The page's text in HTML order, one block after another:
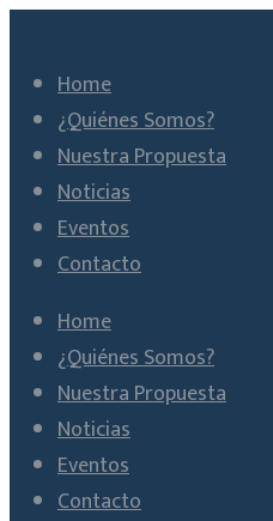
Home
¿Quiénes Somos?
Nuestra Propuesta
Noticias
Eventos
Contacto
Home
¿Quiénes Somos?
Nuestra Propuesta
Noticias
Eventos
Contacto